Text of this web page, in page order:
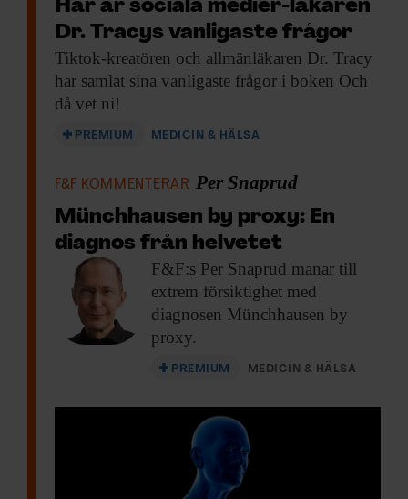
Här är sociala medier-läkaren
Dr. Tracys vanligaste frågor
Tiktok-kreatören och allmänläkaren Dr. Tracy
har samlat sina vanligaste frågor i boken Och
då vet ni!
PREMIUM MEDICIN & HÄLSA
F&F KOMMENTERAR Per Snaprud
Münchhausen by proxy: En
diagnos från helvetet
F&F:s Per Snaprud manar till
extrem försiktighet med
diagnosen Münchhausen by
proxy.
PREMIUM MEDICIN & HÄLSA